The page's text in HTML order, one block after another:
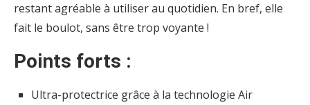
restant agréable à utiliser au quotidien. En bref, elle
fait le boulot, sans être trop voyante !
Points forts :
Ultra-protectrice grâce à la technologie Air